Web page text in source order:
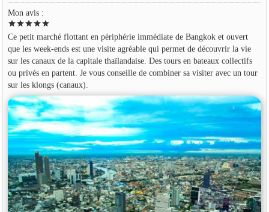
Mon avis :
starstarstarstarstar
Ce petit marché flottant en périphérie immédiate de Bangkok et ouvert
que les week-ends est une visite agréable qui permet de découvrir la vie
sur les canaux de la capitale thaïlandaise. Des tours en bateaux collectifs
ou privés en partent. Je vous conseille de combiner sa visiter avec un tour
sur les klongs (canaux).